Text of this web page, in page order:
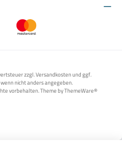
zzgl. Versandkosten und ggf.
nicht anders angegeben.
vorbehalten. Theme byThemeWare®